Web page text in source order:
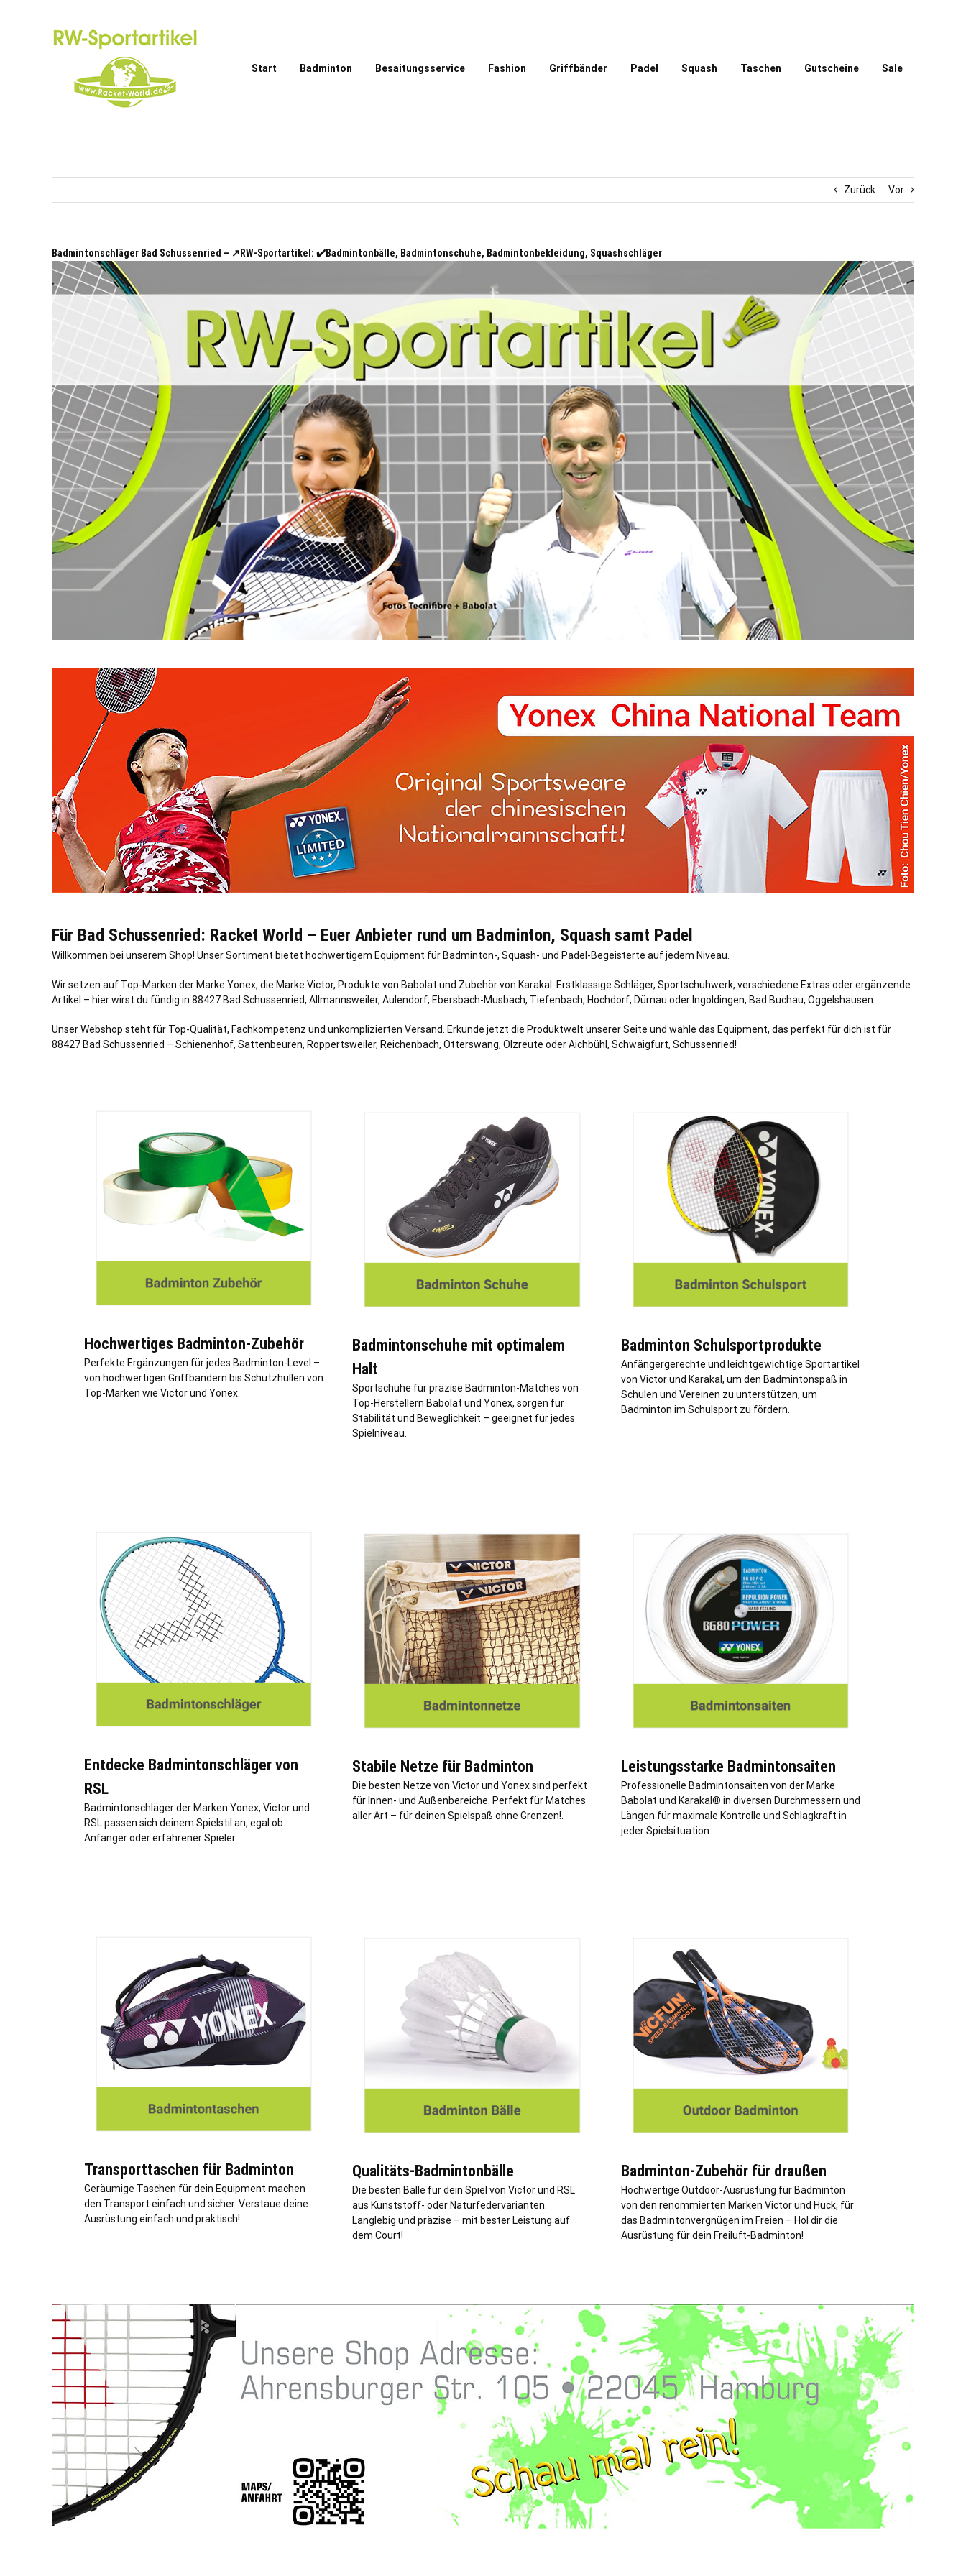
Start Badminton Besaitungsservice Fashion Griffbänder Padel Squash Taschen Gutscheine Sale
Zurück Vor
Badmintonschläger Bad Schussenried – ↗️RW-Sportartikel: ✔️Badmintonbälle, Badmintonschuhe, Badmintonbekleidung, Squashschläger
Für Bad Schussenried: Racket World – Euer Anbieter rund um Badminton, Squash samt Padel
Willkommen bei unserem Shop! Unser Sortiment bietet hochwertigem Equipment für Badminton-, Squash- und Padel-Begeisterte auf jedem Niveau.
Wir setzen auf Top-Marken der Marke Yonex, die Marke Victor, Produkte von Babolat und Zubehör von Karakal. Erstklassige Schläger, Sportschuhwerk, verschiedene Extras oder ergänzende
Artikel – hier wirst du fündig in 88427 Bad Schussenried, Allmannsweiler, Aulendorf, Ebersbach-Musbach, Tiefenbach, Hochdorf, Dürnau oder Ingoldingen, Bad Buchau, Oggelshausen.
Unser Webshop steht für Top-Qualität, Fachkompetenz und unkomplizierten Versand. Erkunde jetzt die Produktwelt unserer Seite und wähle das Equipment, das perfekt für dich ist für
88427 Bad Schussenried – Schienenhof, Sattenbeuren, Roppertsweiler, Reichenbach, Otterswang, Olzreute oder Aichbühl, Schwaigfurt, Schussenried!
Hochwertiges Badminton-Zubehör
Perfekte Ergänzungen für jedes Badminton-Level –
von hochwertigen Griffbändern bis Schutzhüllen von
Top-Marken wie Victor und Yonex.
Badmintonschuhe mit optimalem
Halt
Sportschuhe für präzise Badminton-Matches von
Top-Herstellern Babolat und Yonex, sorgen für
Stabilität und Beweglichkeit – geeignet für jedes
Spielniveau.
Badminton Schulsportprodukte
Anfängergerechte und leichtgewichtige Sportartikel
von Victor und Karakal, um den Badmintonspaß in
Schulen und Vereinen zu unterstützen, um
Badminton im Schulsport zu fördern.
Entdecke Badmintonschläger von
RSL
Badmintonschläger der Marken Yonex, Victor und
RSL passen sich deinem Spielstil an, egal ob
Anfänger oder erfahrener Spieler.
Stabile Netze für Badminton
Die besten Netze von Victor und Yonex sind perfekt
für Innen- und Außenbereiche. Perfekt für Matches
aller Art – für deinen Spielspaß ohne Grenzen!.
Leistungsstarke Badmintonsaiten
Professionelle Badmintonsaiten von der Marke
Babolat und Karakal® in diversen Durchmessern und
Längen für maximale Kontrolle und Schlagkraft in
jeder Spielsituation.
Transporttaschen für Badminton
Geräumige Taschen für dein Equipment machen
den Transport einfach und sicher. Verstaue deine
Ausrüstung einfach und praktisch!
Qualitäts-Badmintonbälle
Die besten Bälle für dein Spiel von Victor und RSL
aus Kunststoff- oder Naturfedervarianten.
Langlebig und präzise – mit bester Leistung auf
dem Court!
Badminton-Zubehör für draußen
Hochwertige Outdoor-Ausrüstung für Badminton
von den renommierten Marken Victor und Huck, für
das Badmintonvergnügen im Freien – Hol dir die
Ausrüstung für dein Freiluft-Badminton!